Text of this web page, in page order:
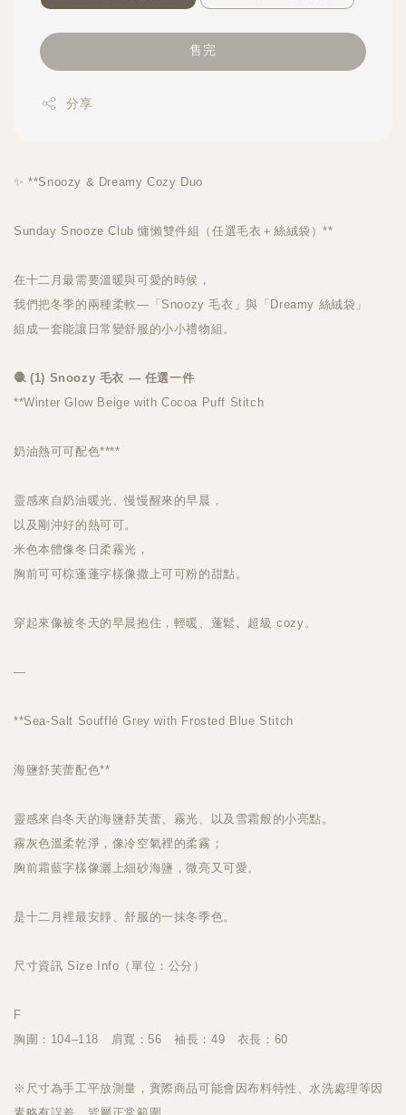
售完
分享
✨ **Snoozy & Dreamy Cozy Duo
Sunday Snooze Club 慵懶雙件組（任選毛衣＋絲絨袋）**
在十二月最需要溫暖與可愛的時候，
我們把冬季的兩種柔軟—「Snoozy 毛衣」與「Dreamy 絲絨袋」
組成一套能讓日常變舒服的小小禮物組。
🧶 (1) Snoozy 毛衣 — 任選一件
**Winter Glow Beige with Cocoa Puff Stitch
奶油熱可可配色****
靈感來自奶油暖光、慢慢醒來的早晨，
以及剛沖好的熱可可。
米色本體像冬日柔霧光，
胸前可可棕蓬蓬字樣像撒上可可粉的甜點。
穿起來像被冬天的早晨抱住，輕暖、蓬鬆、超級 cozy。
—
**Sea-Salt Soufflé Grey with Frosted Blue Stitch
海鹽舒芙蕾配色**
靈感來自冬天的海鹽舒芙蕾、霧光、以及雪霜般的小亮點。
霧灰色溫柔乾淨，像冷空氣裡的柔霧；
胸前霜藍字樣像灑上細砂海鹽，微亮又可愛。
是十二月裡最安靜、舒服的一抹冬季色。
尺寸資訊 Size Info（單位：公分）
F
胸圍：104–118 肩寬：56 袖長：49 衣長：60
※尺寸為手工平放測量，實際商品可能會因布料特性、水洗處理等因